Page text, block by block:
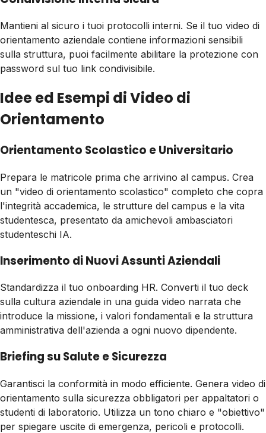
Mantieni al sicuro i tuoi protocolli interni. Se il tuo video di
orientamento aziendale contiene informazioni sensibili
sulla struttura, puoi facilmente abilitare la protezione con
password sul tuo link condivisibile.
Idee ed Esempi di Video di
Orientamento
Orientamento Scolastico e Universitario
Prepara le matricole prima che arrivino al campus. Crea
un "video di orientamento scolastico" completo che copra
l'integrità accademica, le strutture del campus e la vita
studentesca, presentato da amichevoli ambasciatori
studenteschi IA.
Inserimento di Nuovi Assunti Aziendali
Standardizza il tuo onboarding HR. Converti il tuo deck
sulla cultura aziendale in una guida video narrata che
introduce la missione, i valori fondamentali e la struttura
amministrativa dell'azienda a ogni nuovo dipendente.
Briefing su Salute e Sicurezza
Garantisci la conformità in modo efficiente. Genera video di
orientamento sulla sicurezza obbligatori per appaltatori o
studenti di laboratorio. Utilizza un tono chiaro e "obiettivo"
per spiegare uscite di emergenza, pericoli e protocolli.